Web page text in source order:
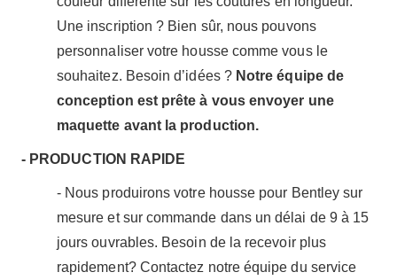
Une inscription ? Bien sûr, nous pouvons
personnaliser votre housse comme vous le
souhaitez. Besoin d’idées ? Notre équipe de
conception est prête à vous envoyer une
maquette avant la production.
- PRODUCTION RAPIDE
- Nous produirons votre housse pour Bentley sur
mesure et sur commande dans un délai de 9 à 15
jours ouvrables. Besoin de la recevoir plus
rapidement? Contactez notre équipe du service